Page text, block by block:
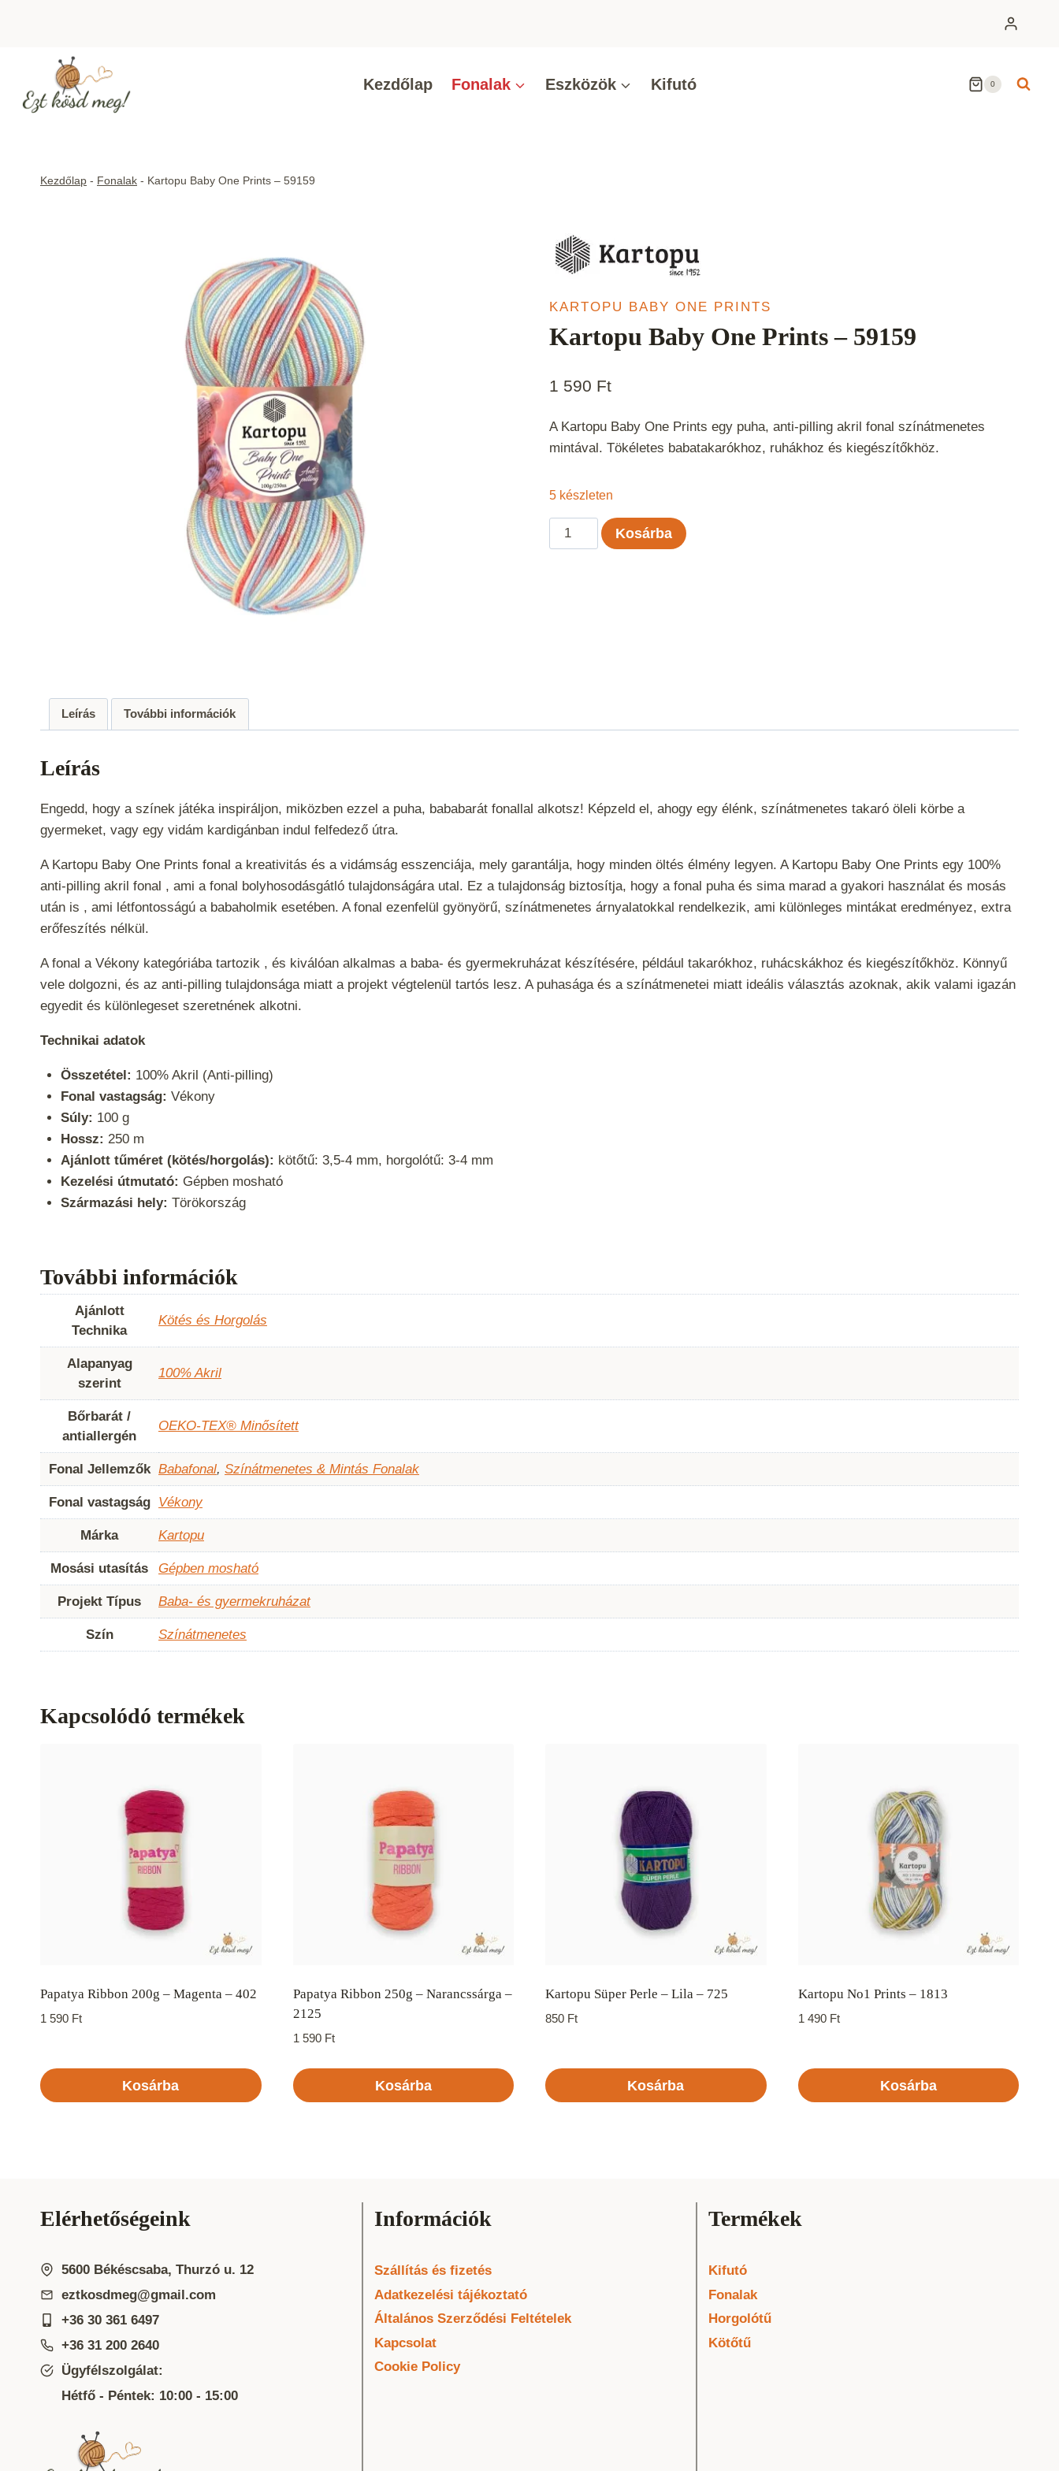
Kezdőlap Fonalak Eszközök Kifutó 0
Kezdőlap - Fonalak - Kartopu Baby One Prints – 59159
KARTOPU BABY ONE PRINTS
Kartopu Baby One Prints – 59159
1 590 Ft
A Kartopu Baby One Prints egy puha, anti-pilling akril fonal színátmenetes
mintával. Tökéletes babatakarókhoz, ruhákhoz és kiegészítőkhöz.
5 készleten
Kartopu
Baby
Kosárba
Leírás További információk
Leírás
Engedd, hogy a színek játéka inspiráljon, miközben ezzel a puha, bababarát fonallal alkotsz! Képzeld el, ahogy egy élénk, színátmenetes takaró öleli körbe a
gyermeket, vagy egy vidám kardigánban indul felfedező útra.
A Kartopu Baby One Prints fonal a kreativitás és a vidámság esszenciája, mely garantálja, hogy minden öltés élmény legyen. A Kartopu Baby One Prints egy 100%
anti-pilling akril fonal , ami a fonal bolyhosodásgátló tulajdonságára utal. Ez a tulajdonság biztosítja, hogy a fonal puha és sima marad a gyakori használat és mosás
után is , ami létfontosságú a babaholmik esetében. A fonal ezenfelül gyönyörű, színátmenetes árnyalatokkal rendelkezik, ami különleges mintákat eredményez, extra
erőfeszítés nélkül.
A fonal a Vékony kategóriába tartozik , és kiválóan alkalmas a baba- és gyermekruházat készítésére, például takarókhoz, ruhácskákhoz és kiegészítőkhöz. Könnyű
vele dolgozni, és az anti-pilling tulajdonsága miatt a projekt végtelenül tartós lesz. A puhasága és a színátmenetei miatt ideális választás azoknak, akik valami igazán
egyedit és különlegeset szeretnének alkotni.
Technikai adatok
Összetétel: 100% Akril (Anti-pilling)
Fonal vastagság: Vékony
Súly: 100 g
Hossz: 250 m
Ajánlott tűméret (kötés/horgolás): kötőtű: 3,5-4 mm, horgolótű: 3-4 mm
Kezelési útmutató: Gépben mosható
Származási hely: Törökország
További információk
Ajánlott
Technika
Kötés és Horgolás
Alapanyag
szerint
100% Akril
Bőrbarát /
antiallergén
OEKO-TEX® Minősített
Fonal Jellemzők Babafonal, Színátmenetes & Mintás Fonalak
Fonal vastagság Vékony
Márka Kartopu
Mosási utasítás Gépben mosható
Projekt Típus Baba- és gyermekruházat
Szín Színátmenetes
Kapcsolódó termékek
Papatya Ribbon 200g – Magenta – 402
1 590 Ft
Kosárba
Papatya Ribbon 250g – Narancssárga –
2125
1 590 Ft
Kosárba
Kartopu Süper Perle – Lila – 725
850 Ft
Kosárba
Kartopu No1 Prints – 1813
1 490 Ft
Kosárba
Elérhetőségeink
5600 Békéscsaba, Thurzó u. 12
eztkosdmeg@gmail.com
+36 30 361 6497
+36 31 200 2640
Ügyfélszolgálat:
Hétfő - Péntek: 10:00 - 15:00
Információk
Szállítás és fizetés
Adatkezelési tájékoztató
Általános Szerződési Feltételek
Kapcsolat
Cookie Policy
Termékek
Kifutó
Fonalak
Horgolótű
Kötőtű